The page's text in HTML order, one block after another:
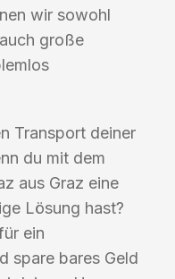
wir sowohl
große
Transport deiner
du mit dem
aus Graz eine
Lösung hast?
ein
spare bares Geld